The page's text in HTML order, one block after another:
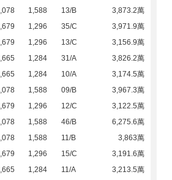
1,588 13/B
3,873.2萬
1,296 35/C
3,971.9萬
1,296 13/C
3,156.9萬
1,284 31/A
3,826.2萬
1,284 10/A
3,174.5萬
1,588 09/B
3,967.3萬
1,296 12/C
3,122.5萬
1,588 46/B
6,275.6萬
1,588 11/B
3,863萬
1,296 15/C
3,191.6萬
1,284 11/A
3,213.5萬